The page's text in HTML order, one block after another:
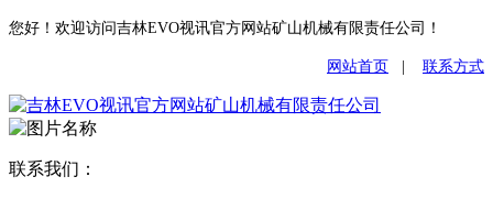
您好！欢迎访问吉林EVO视讯官方网站矿山机械有限责任公司！
网站首页 联系方式
联系我们：